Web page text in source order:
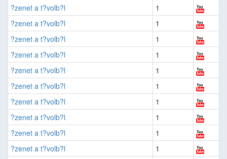
?zenet a t?volb?l
1
?zenet a t?volb?l
1
?zenet a t?volb?l
1
?zenet a t?volb?l
1
?zenet a t?volb?l
1
?zenet a t?volb?l
1
?zenet a t?volb?l
1
?zenet a t?volb?l
1
?zenet a t?volb?l
1
?zenet a t?volb?l
1